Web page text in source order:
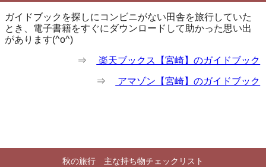
ガイドブックを探しにコンビニがない田舎を旅行していた
とき、電子書籍をすぐにダウンロードして助かった思い出
があります(^o^)
⇒ 楽天ブックス【宮崎】のガイドブック
⇒ アマゾン【宮崎】のガイドブック
秋の旅行 主な持ち物チェックリスト